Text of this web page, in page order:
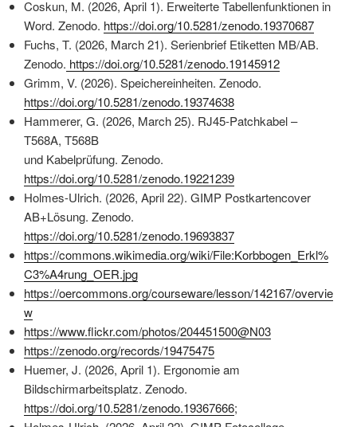
Coskun, M. (2026, April 1). Erweiterte Tabellenfunktionen in
Word. Zenodo. https://doi.org/10.5281/zenodo.19370687
Fuchs, T. (2026, March 21). Serienbrief Etiketten MB/AB.
Zenodo. https://doi.org/10.5281/zenodo.19145912
Grimm, V. (2026). Speichereinheiten. Zenodo.
https://doi.org/10.5281/zenodo.19374638
Hammerer, G. (2026, March 25). RJ45-Patchkabel –
T568A, T568B
und Kabelprüfung. Zenodo.
https://doi.org/10.5281/zenodo.19221239
Holmes-Ulrich. (2026, April 22). GIMP Postkartencover
AB+Lösung. Zenodo.
https://doi.org/10.5281/zenodo.19693837
https://commons.wikimedia.org/wiki/File:Korbbogen_Erkl%
C3%A4rung_OER.jpg
https://oercommons.org/courseware/lesson/142167/overvie
w
https://www.flickr.com/photos/204451500@N03
https://zenodo.org/records/19475475
Huemer, J. (2026, April 1). Ergonomie am
Bildschirmarbeitsplatz. Zenodo.
https://doi.org/10.5281/zenodo.19367666;